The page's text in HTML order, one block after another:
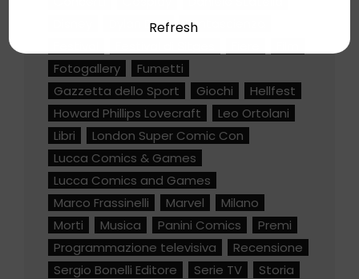
Dylan Dog
Fantascienza
Fotogallery
Fumetti
Gazzetta dello Sport
Giochi
Hellfest
Howard Phillips Lovecraft
Leo Ortolani
Libri
London Super Comic Con
Lucca Comics & Games
Lucca Comics and Games
Marco Frassinelli
Marvel
Milano
Morti
Musica Panini Comics
Premi
Programmazione televisiva
Recensione
Sergio Bonelli Editore
Serie TV
Storia
Refresh